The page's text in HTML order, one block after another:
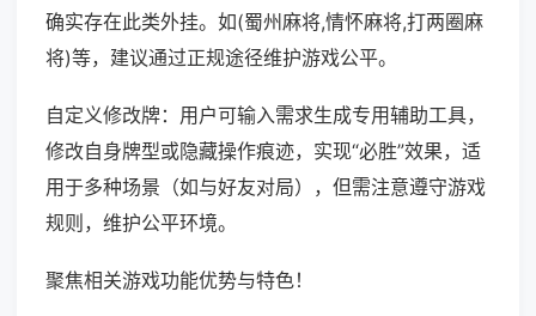
确实存在此类外挂。如(蜀州麻将,情怀麻将,打两圈麻
将)等，建议通过正规途径维护游戏公平。
自定义修改牌：用户可输入需求生成专用辅助工具，
修改自身牌型或隐藏操作痕迹，实现“必胜”效果，适
用于多种场景（如与好友对局），但需注意遵守游戏
规则，维护公平环境。
聚焦相关游戏功能优势与特色！